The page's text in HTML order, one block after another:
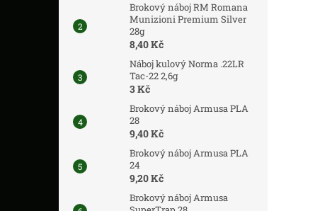
Brokový náboj RM Romana
Munizioni Premium Silver
28g
8,40 Kč
Náboj kulový Norma .22LR
Tac-22 2,6g
3 Kč
Brokový náboj Armusa PLA
28
9,40 Kč
Brokový náboj Armusa PLA
24
9,20 Kč
Brokový náboj Armusa